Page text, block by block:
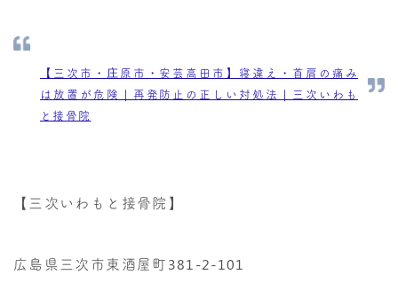
【三次市・庄原市・安芸高田市】寝違え・首肩の痛み
は放置が危険｜再発防止の正しい対処法｜三次いわも
と接骨院
【三次いわもと接骨院】
広島県三次市東酒屋町381-2-101